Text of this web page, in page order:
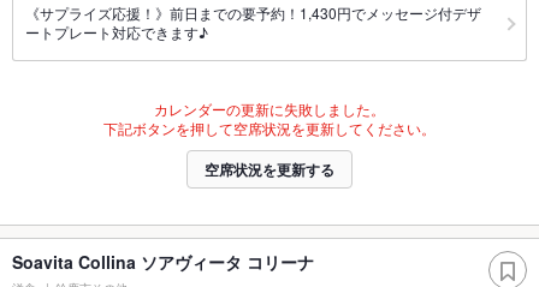
《サプライズ応援！》前日までの要予約！1,430円でメッセージ付デザ
ートプレート対応できます♪
カレンダーの更新に失敗しました。
下記ボタンを押して空席状況を更新してください。
空席状況を更新する
Soavita Collina ソアヴィータ コリーナ